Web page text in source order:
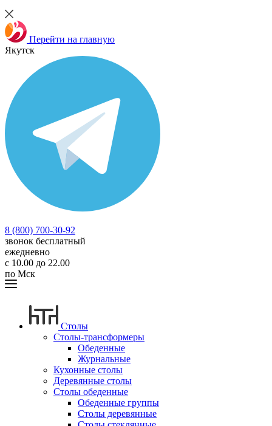
Перейти на главную
Якутск
8 (800) 700-30-92
звонок бесплатный
ежедневно
с 10.00 до 22.00
по Мск
Столы
Столы-трансформеры
Обеденные
Журнальные
Кухонные столы
Деревянные столы
Столы обеденные
Обеденные группы
Столы деревянные